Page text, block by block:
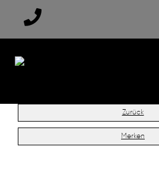
Zurück
Merken